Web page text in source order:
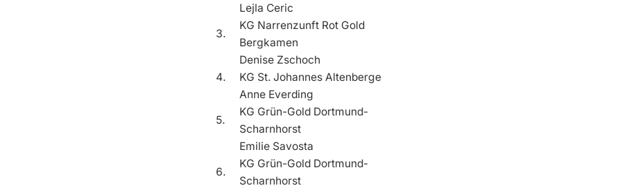
Lejla Ceric
3.
KG Narrenzunft Rot Gold
Bergkamen
Denise Zschoch
4.
KG St. Johannes Altenberge
Anne Everding
5.
KG Grün-Gold Dortmund-
Scharnhorst
Emilie Savosta
6.
KG Grün-Gold Dortmund-
Scharnhorst